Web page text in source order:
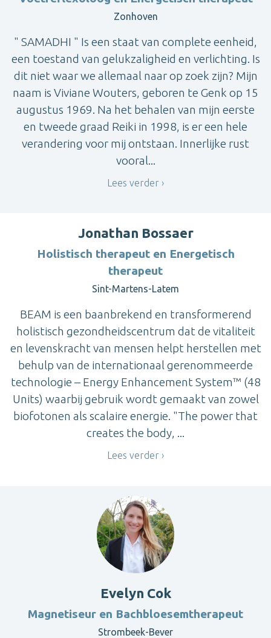
Zonhoven
" SAMADHI " Is een staat van complete eenheid,
een toestand van gelukzaligheid en verlichting. Is
dit niet waar we allemaal naar op zoek zijn? Mijn
naam is Viviane Wouters, geboren te Genk op 15
augustus 1969. Na het behalen van mijn eerste
en tweede graad Reiki in 1998, is er een hele
verandering voor mij ontstaan. Innerlijke rust
vooral...
Lees verder
Jonathan Bossaer
Holistisch therapeut en Energetisch
therapeut
Sint-Martens-Latem
BEAM is een baanbrekend en transformerend
holistisch gezondheidscentrum dat de vitaliteit
en levenskracht van mensen helpt herstellen met
behulp van de internationaal gerenommeerde
technologie – Energy Enhancement System™ (48
Units) waarbij gebruik wordt gemaakt van zowel
biofotonen als scalaire energie. "The power that
creates the body, ...
Lees verder
Evelyn Cok
Magnetiseur en Bachbloesemtherapeut
Strombeek-Bever